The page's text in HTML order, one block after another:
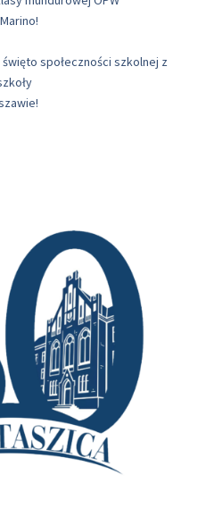
święto społeczności szkolnej z